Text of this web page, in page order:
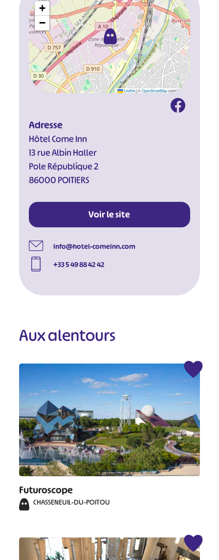
+
−
Leaflet|©OpenStreetMapcontributors
Adresse
Hôtel Come Inn
13 rue Albin Haller
Pole République 2
86000 POITIERS
Voir le site
info@hotel-comeinn.com
+33 5 49 88 42 42
Aux alentours
Futuroscope
CHASSENEUIL-DU-POITOU